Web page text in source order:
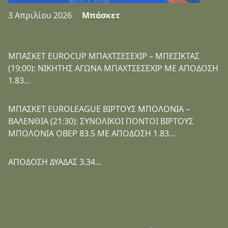
3 Απριλίου 2026 Μπάσκετ
ΜΠΑΣΚΕΤ EUROCUP ΜΠΑΧΤΣΕΣΕΧΙΡ – ΜΠΕΣΙΚΤΑΣ
(19:00): ΝΙΚΗΤΗΣ ΑΓΩΝΑ ΜΠΑΧΤΣΕΣΕΧΙΡ ΜΕ ΑΠΟΔΟΣΗ
1.83…
ΜΠΑΣΚΕΤ EUROLEAGUE ΒΙΡΤΟΥΣ ΜΠΟΛΟΝΙΑ –
ΒΑΛΕΝΘΙΑ (21:30): ΣΥΝΟΛΙΚΟΙ ΠΟΝΤΟΙ ΒΙΡΤΟΥΣ
ΜΠΟΛΟΝΙΑ ΟΒΕΡ 83.5 ΜΕ ΑΠΟΔΟΣΗ 1.83…
ΑΠΟΔΟΣΗ ΔΥΑΔΑΣ 3.34…